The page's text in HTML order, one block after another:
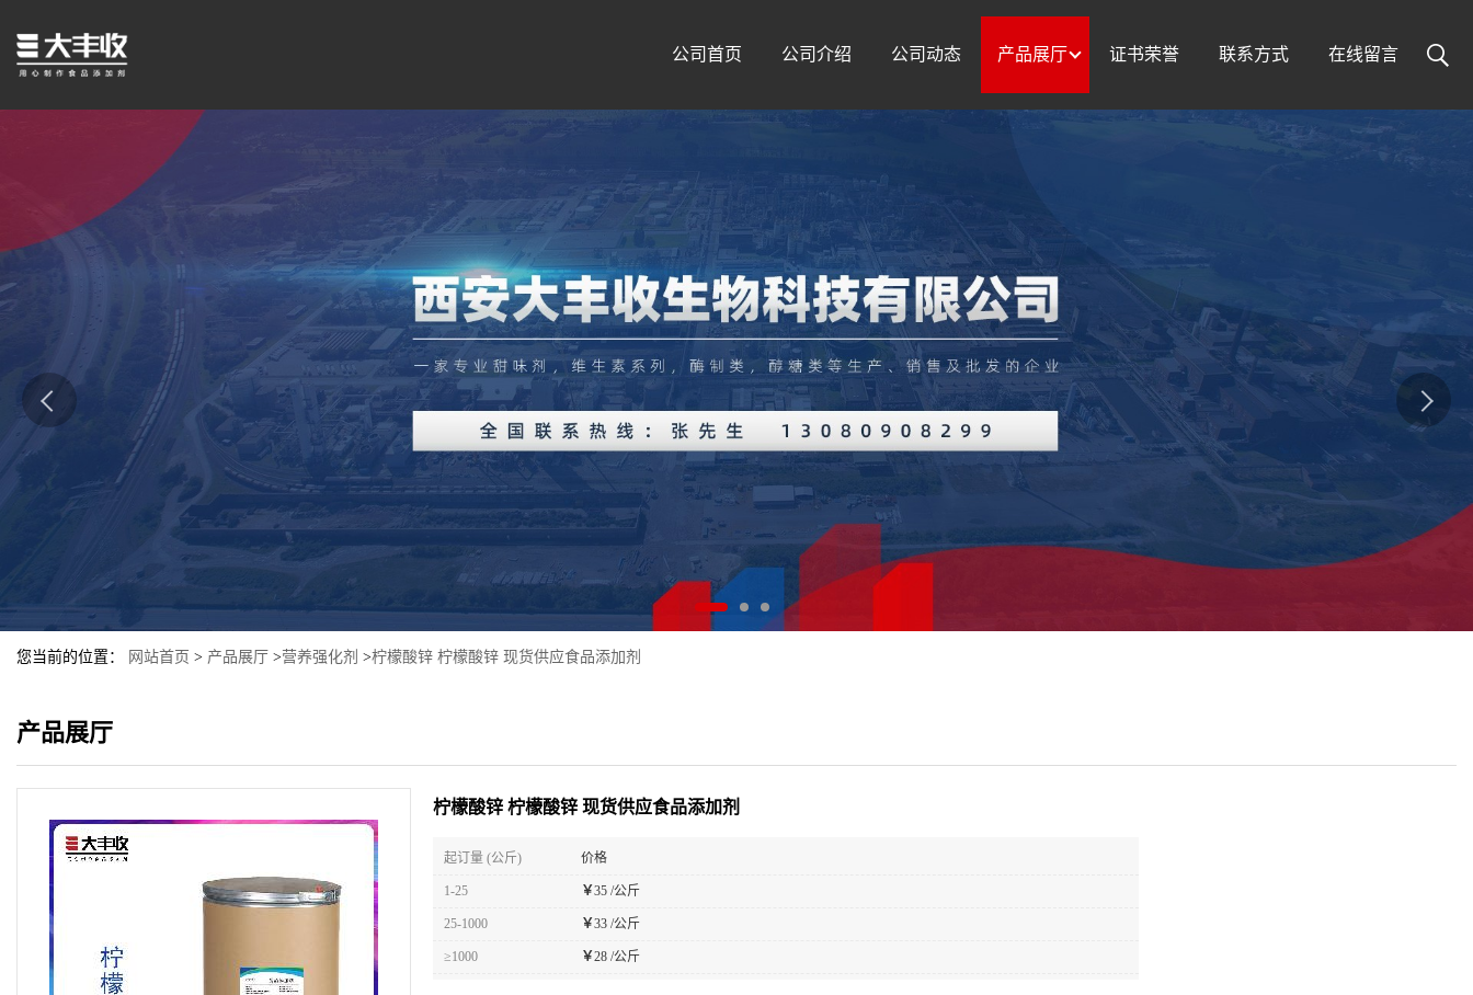
公司首页 公司介绍 公司动态 产品展厅 证书荣誉 联系方式 在线留言
您当前的位置： 网站首页 > 产品展厅 >营养强化剂 >柠檬酸锌 柠檬酸锌 现货供应食品添加剂
产品展厅
柠檬酸锌 柠檬酸锌 现货供应食品添加剂
起订量 (公斤) 价格
1-25 ￥35 /公斤
25-1000 ￥33 /公斤
≥1000 ￥28 /公斤